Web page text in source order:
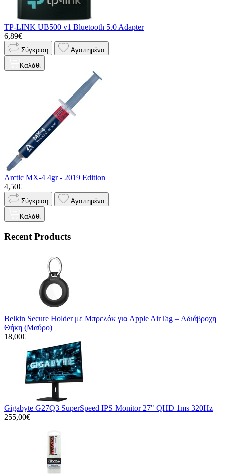
TP-LINK UB500 v1 Bluetooth 5.0 Adapter
6,89€
Σύγκριση Αγαπημένα
Καλάθι
Arctic MX-4 4gr - 2019 Edition
4,50€
Σύγκριση Αγαπημένα
Καλάθι
Recent Products
Belkin Secure Holder με Μπρελόκ για Apple AirTag – Αδιάβροχη
Θήκη (Μαύρο)
18,00€
Gigabyte G27Q3 SuperSpeed IPS Monitor 27" QHD 1ms 320Hz
255,00€